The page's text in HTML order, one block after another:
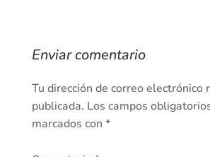
Enviar comentario
Tu dirección de correo electrónico
publicada. Los campos
marcados con *